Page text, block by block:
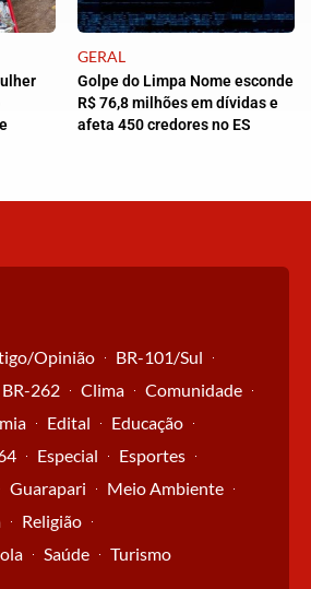
GERAL
Golpe do Limpa Nome esconde
R$ 76,8 milhões em dívidas e
afeta 450 credores no ES
Opinião
BR-101/Sul
BR-262 Clima
Comunidade
Edital
Educação
Especial
Esportes
Guarapari
Meio Ambiente
Religião
Saúde Turismo